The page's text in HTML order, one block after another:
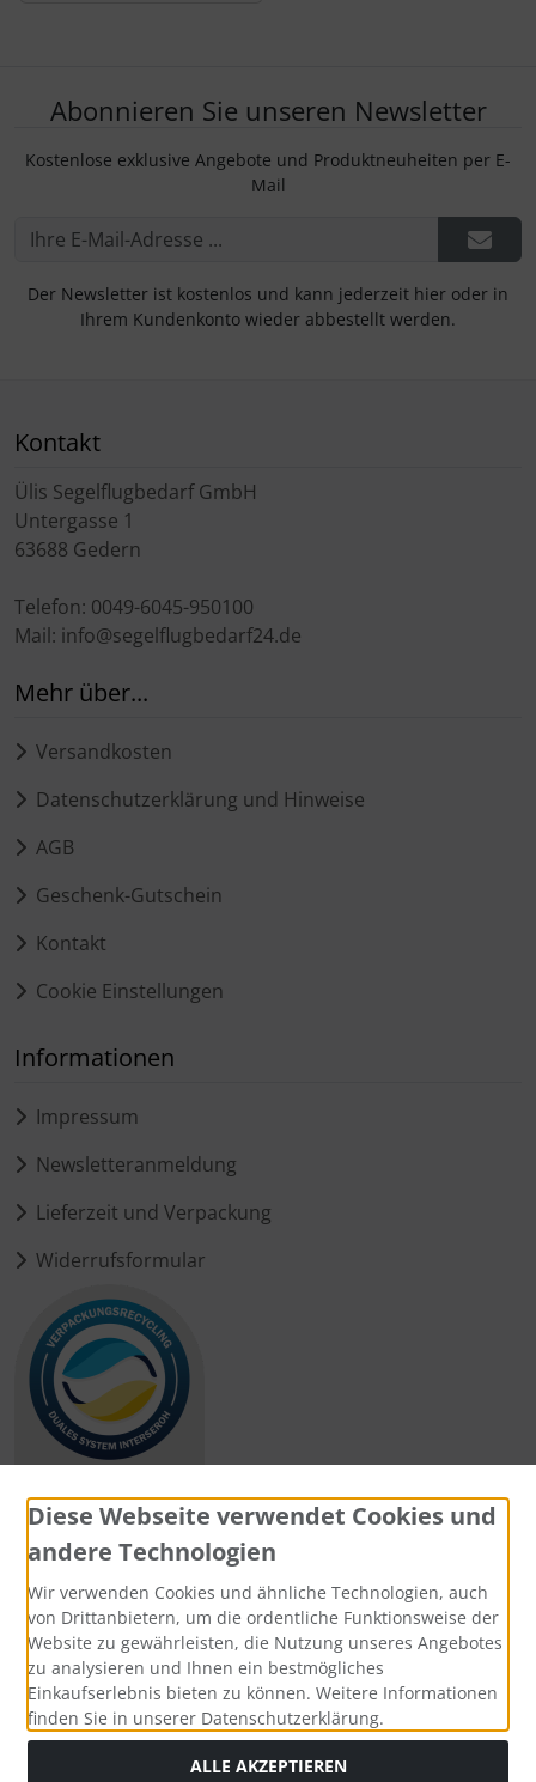
Abonnieren Sie unseren Newsletter
Kostenlose exklusive Angebote und Produktneuheiten per E-
Mail
Der Newsletter ist kostenlos und kann jederzeit hier oder in
Ihrem Kundenkonto wieder abbestellt werden.
Kontakt
Ülis Segelflugbedarf GmbH
Untergasse 1
63688 Gedern
Telefon: 0049-6045-950100
Mail: info@segelflugbedarf24.de
Mehr über...
Versandkosten
Datenschutzerklärung und Hinweise
AGB
Geschenk-Gutschein
Kontakt
Cookie Einstellungen
Informationen
Impressum
Newsletteranmeldung
Lieferzeit und Verpackung
Widerrufsformular
Zahlungsmethoden
Social Media
Diese Webseite verwendet Cookies und
andere Technologien
Wir verwenden Cookies und ähnliche Technologien, auch
von Drittanbietern, um die ordentliche Funktionsweise der
Website zu gewährleisten, die Nutzung unseres Angebotes
zu analysieren und Ihnen ein bestmögliches
Einkaufserlebnis bieten zu können. Weitere Informationen
finden Sie in unserer Datenschutzerklärung.
ALLE AKZEPTIEREN